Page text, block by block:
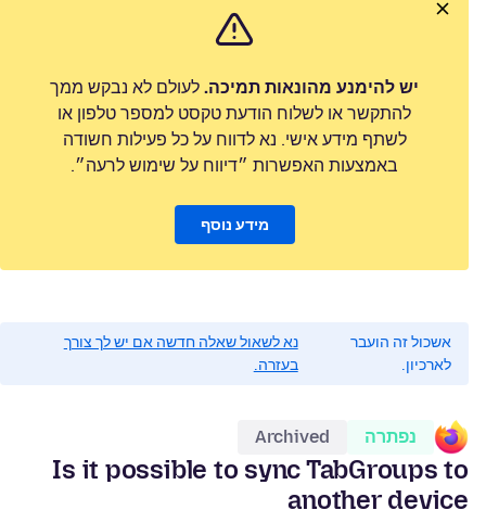
יש להימנע מהונאות תמיכה. לעולם לא נבקש ממך
להתקשר או לשלוח הודעת טקסט למספר טלפון או
לשתף מידע אישי. נא לדווח על כל פעילות חשודה
באמצעות האפשרות ״דיווח על שימוש לרעה״.
מידע נוסף
אשכול זה הועבר
לארכיון.
נא לשאול שאלה חדשה אם יש לך צורך
בעזרה.
נפתרה Archived
Is it possible to sync TabGroups to
another device